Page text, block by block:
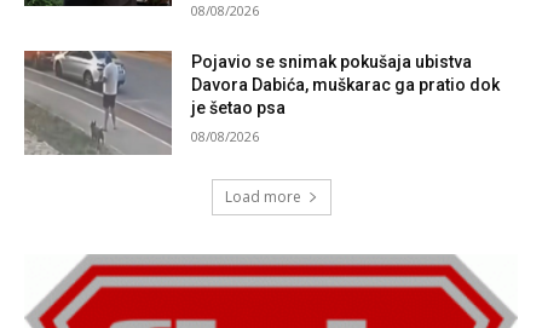
08/08/2026
Pojavio se snimak pokušaja ubistva
Davora Dabića, muškarac ga pratio dok
je šetao psa
08/08/2026
Load more